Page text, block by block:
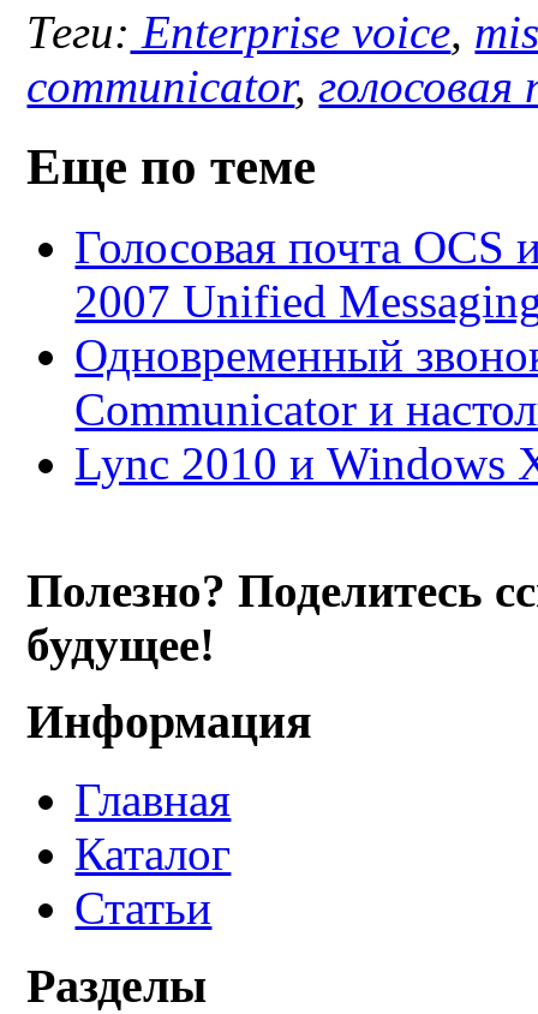
Теги: Enterprise voice,
communicator,
Еще по теме
Голосовая почта
2007 Unified
Одновременный
Communicator и
Lync 2010 и Windows
Полезно? Поделитесь
будущее!
Информация
Главная
Каталог
Статьи
Разделы